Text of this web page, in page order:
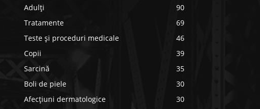
Adulți
90
Tratamente
69
Teste și proceduri medicale
46
Copii
39
Sarcină
35
Boli de piele
30
Afecțiuni dermatologice
30